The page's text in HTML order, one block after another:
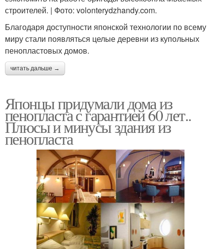
строителей. | Фото: volonterydzhandy.com.
Благодаря доступности японской технологии по всему
миру стали появляться целые деревни из купольных
пенопластовых домов.
читать дальше →
Японцы придумали дома из
пенопласта с гарантией 60 лет..
Плюсы и минусы здания из
пенопласта